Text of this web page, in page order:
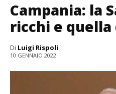
Campania: la
ricchi e
Di Luigi Rispoli
10 GENNAIO 2022